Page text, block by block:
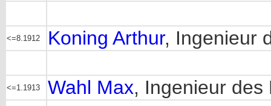
<=8.1912 Koning Arthur, Ingenieur
<=1.1913 Wahl Max, Ingenieur des